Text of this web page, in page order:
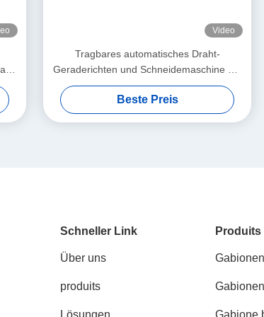
Video
Tragbares automatisches Draht-
Geraderichten und Schneidemaschine mit
Aluminiumdraht
Beste Preis
Schneller Link
Über uns
produits
Lösungen
Produits
Gabione